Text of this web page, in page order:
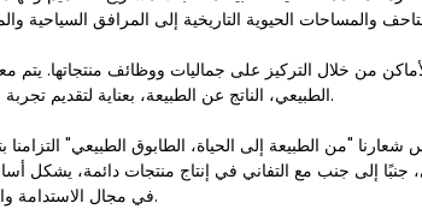
من خلال التركيز على جماليات ووظائف منتجاتها. يتم
الطبيعي، الناتج عن الطبيعة، بعناية لتقديم تجربة فريدة لعملائنا.
"من الطبيعة إلى الحياة، الطابوق الطبيعي" التزامنا
جنبًا إلى جنب مع التفاني في إنتاج منتجات دائمة، يشكل
في مجال الاستدامة والاحترام للبيئة.